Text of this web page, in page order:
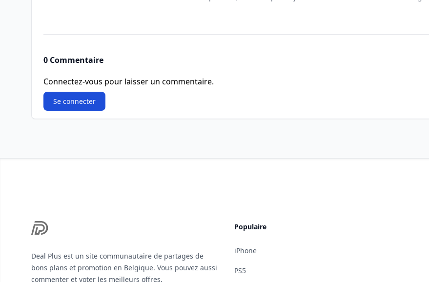
0 Commentaire
Connectez-vous pour laisser un commentaire.
Se connecter
Deal Plus est un site communautaire de partages de
bons plans et promotion en Belgique. Vous pouvez aussi
commenter et voter les meilleurs offres.
Populaire
iPhone
PS5